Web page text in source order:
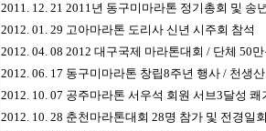
2011. 12. 21 2011년 동구미마라톤 정기총회 및 송
2012. 01. 29 고아마라톤 도리사 신년 시주회 참석
2012. 04. 08 2012 대구국제 마라톤대회 / 단체 50
2012. 06. 17 동구미마라톤 창립8주년 행사 / 천생
2012. 10. 07 공주마라톤 서우석 회원 서브3달성 쾌
2012. 10. 28 춘천마라톤대회 28명 참가 및 전경일